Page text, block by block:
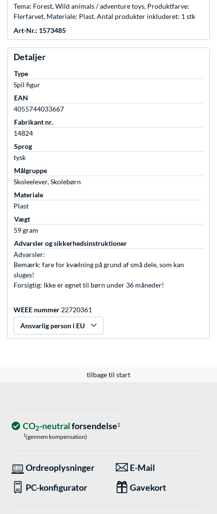
Tema: Forest, Wild animals / adventure toys, Produktfarve:
Flerfarvet, Materiale: Plast. Antal produkter inkluderet: 1 stk
Art-Nr.: 1573485
Detaljer
Type
Spil figur
EAN
4055744033667
Fabrikant nr.
14824
Sprog
tysk
Målgruppe
Skoleelever, Skolebørn
Materiale
Plast
Vægt
59 gram
Advarsler og sikkerhedsinstruktioner
Advarsler:
Bemærk: fare for kvælning på grund af små dele, som kan
sluges!
Forsigtig: Ikke er egnet til børn under 36 måneder!
WEEE nummer 22720361
Ansvarlig person i EU
tilbage til start
CO2-neutralforsendelse1
1(gennem kompensation)
Ordreoplysninger
E-Mail
PC-konfigurator
Gavekort